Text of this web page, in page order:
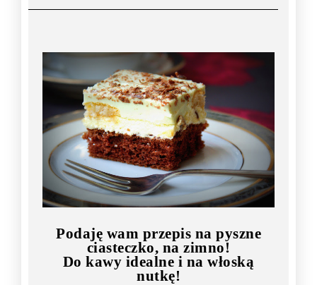
Podaję wam przepis na pyszne
ciasteczko, na zimno!
Do kawy idealne i na włoską
nutkę!